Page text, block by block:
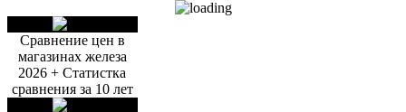
Сравнение цен в
магазинах железа
2026 + Статистка
сравнения за 10 лет